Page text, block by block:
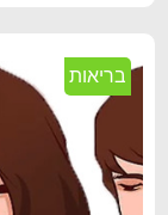
בריאות